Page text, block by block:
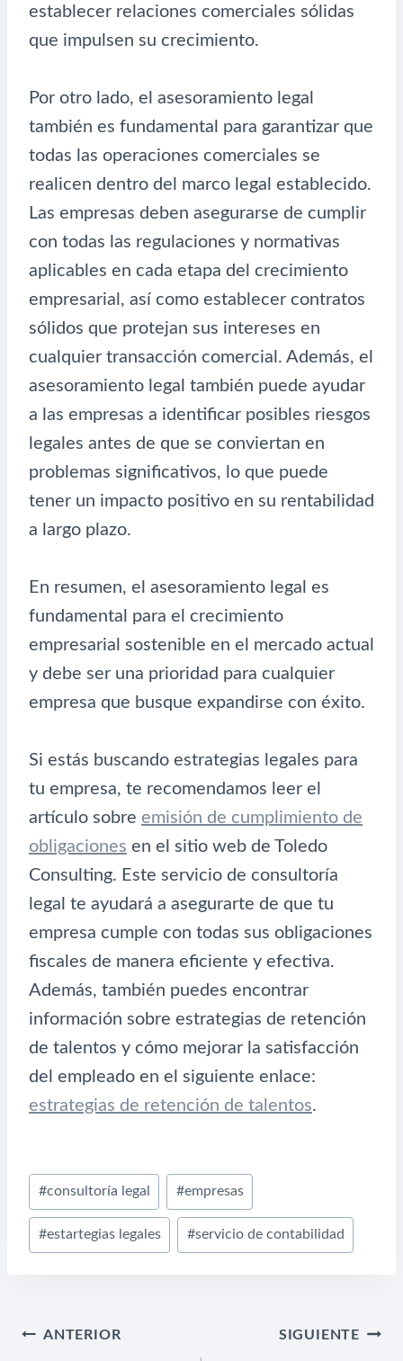
establecer relaciones comerciales sólidas
que impulsen su crecimiento.
Por otro lado, el asesoramiento legal
también es fundamental para garantizar que
todas las operaciones comerciales se
realicen dentro del marco legal establecido.
Las empresas deben asegurarse de cumplir
con todas las regulaciones y normativas
aplicables en cada etapa del crecimiento
empresarial, así como establecer contratos
sólidos que protejan sus intereses en
cualquier transacción comercial. Además, el
asesoramiento legal también puede ayudar
a las empresas a identificar posibles riesgos
legales antes de que se conviertan en
problemas significativos, lo que puede
tener un impacto positivo en su rentabilidad
a largo plazo.
En resumen, el asesoramiento legal es
fundamental para el crecimiento
empresarial sostenible en el mercado actual
y debe ser una prioridad para cualquier
empresa que busque expandirse con éxito.
Si estás buscando estrategias legales para
tu empresa, te recomendamos leer el
artículo sobre emisión de cumplimiento de
obligaciones en el sitio web de Toledo
Consulting. Este servicio de consultoría
legal te ayudará a asegurarte de que tu
empresa cumple con todas sus obligaciones
fiscales de manera eficiente y efectiva.
Además, también puedes encontrar
información sobre estrategias de retención
de talentos y cómo mejorar la satisfacción
del empleado en el siguiente enlace:
estrategias de retención de talentos.
Etiquetas
de
la
#consultoría legal #empresas
#estartegias legales #servicio de contabilidad
NAVEGACIÓN
ANTERIOR SIGUIENTE